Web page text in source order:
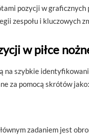
pozycji w
zespołu i kluczowych
w piłce
na szybkie
za pomocą skrótów
zadaniem jest